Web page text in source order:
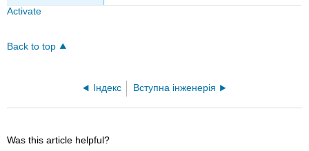
Activate
Back to top
Індекс Вступна інженерія
Was this article helpful?